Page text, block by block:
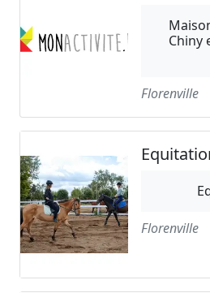
Chiny
Florenville
Florenville